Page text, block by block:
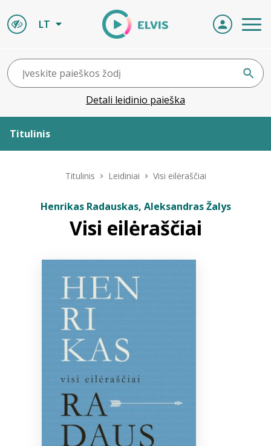
LT
Detali leidinio paieška
Titulinis
Leidiniai
ELVIS atvyksta
Bibliotekoms
Titulinis Leidiniai Visi eilėraščiai
Henrikas Radauskas, Aleksandras Žalys
Visi eilėraščiai